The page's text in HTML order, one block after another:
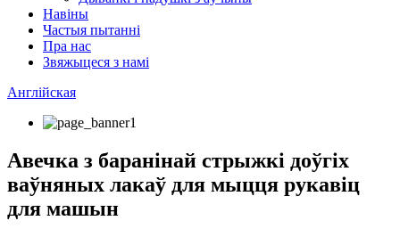
Навіны
Частыя пытанні
Пра нас
Звяжыцеся з намі
Англійская
Авечка з баранінай стрыжкі доўгіх
ваўняных лакаў для мыцця рукавіц
для машын